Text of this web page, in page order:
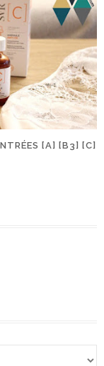
[A] [B3] [C]